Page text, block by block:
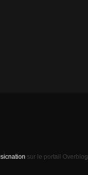
sur le portail Overblog